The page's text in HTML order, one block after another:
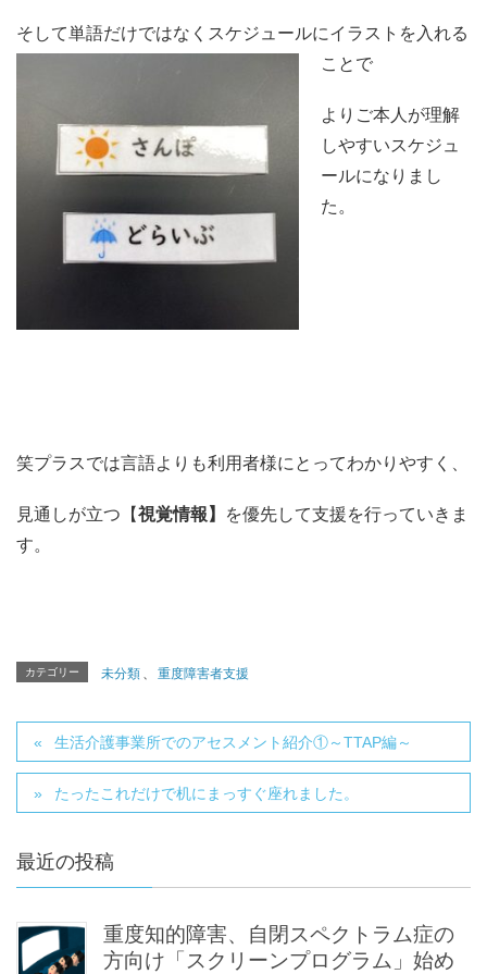
そして単語だけではなくスケジュールにイラストを 入れる
ことで
よりご本人が理解
しやすいスケジュ
ールになりまし
た。
笑プラスでは言語よりも利用者様にとってわかりやすく、
見通しが立つ【視覚情報】
を優先して支援を行っていきま
す。
カテゴリー 未分類 、 重度障害者支援
生活介護事業所でのアセスメント紹介①～TTAP編～
たったこれだけで机にまっすぐ座れました。
最近の投稿
重度知的障害、自閉スペクトラム症の
方向け「スクリーンプログラム」始め